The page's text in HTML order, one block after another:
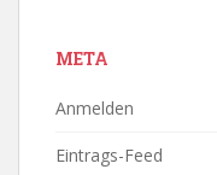
META
Anmelden
Eintrags-Feed